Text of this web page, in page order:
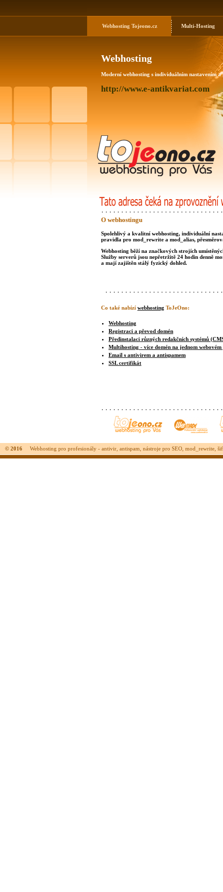
Webhosting Tojeono.cz Multi-Hosting
Webhosting
Moderní webhosting s individuálním nastavením a
http://www.e-antikvariat.com
O webhostingu
Spolehlivý a kvalitní webhosting, individuální
pravidla pro mod_rewrite a mod_alias,
Webhosting běží na značkových strojích
Služby serverů jsou nepřetržitě 24 hodin denně
a mají zajištěn stálý fyzický dohled.
Co také nabízí webhosting ToJeOno:
Webhosting
Registraci a převod domén
Předinstalaci různých redakčních systémů
Multihosting - více domén na jednom
Email s antivirem a antispamem
SSL certifikát
© 2016 Webhosting pro profesionály - antivir, antispam, nástroje pro SEO, mod_rewrite,